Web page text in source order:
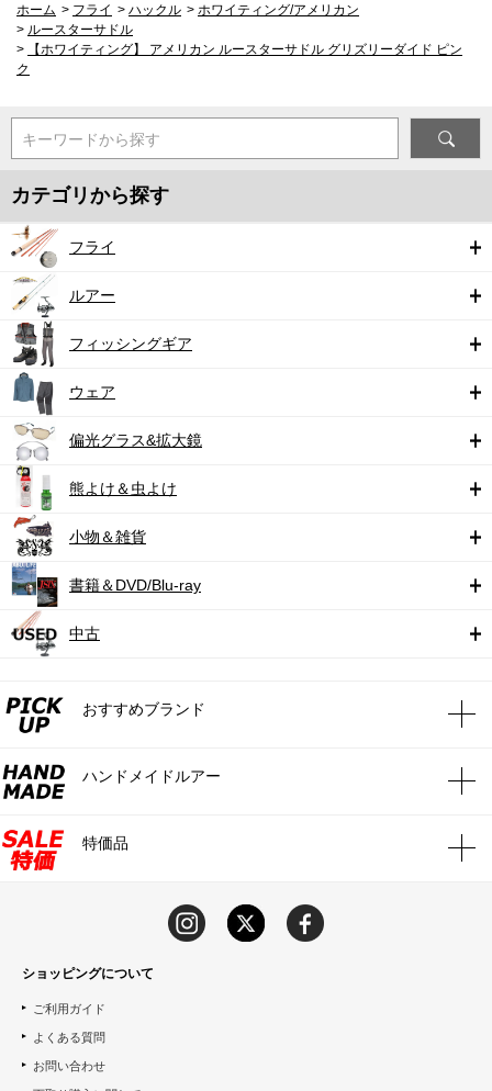
ホーム > フライ > ハックル > ホワイティング/アメリカン
> ルースターサドル
>
【ホワイティング】 アメリカン ルースターサドル グリズリーダイド ピン
ク
キーワードから探す
カテゴリから探す
フライ
ルアー
フィッシングギア
ウェア
偏光グラス&拡大鏡
熊よけ＆虫よけ
小物＆雑貨
書籍＆DVD/Blu-ray
中古
おすすめブランド
ハンドメイドルアー
特価品
ショッピングについて
ご利用ガイド
よくある質問
お問い合わせ